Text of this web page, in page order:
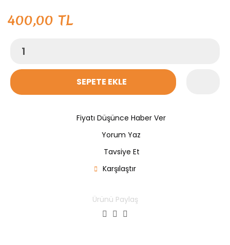
400,00 TL
SEPETE EKLE
Fiyatı Düşünce Haber Ver
Yorum Yaz
Tavsiye Et
Karşılaştır
Ürünü Paylaş